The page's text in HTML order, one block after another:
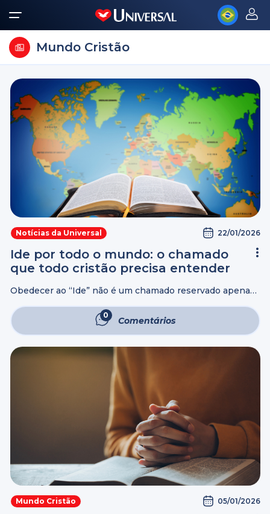
Mundo Cristão
Notícias da Universal 22/01/2026
Ide por todo o mundo: o chamado
que todo cristão precisa entender
Obedecer ao “Ide” não é um chamado reservado apenas
direta de Jesus a todos os que já estão salvos. Durante a
reunião ...
0 Comentários
Mundo Cristão 05/01/2026